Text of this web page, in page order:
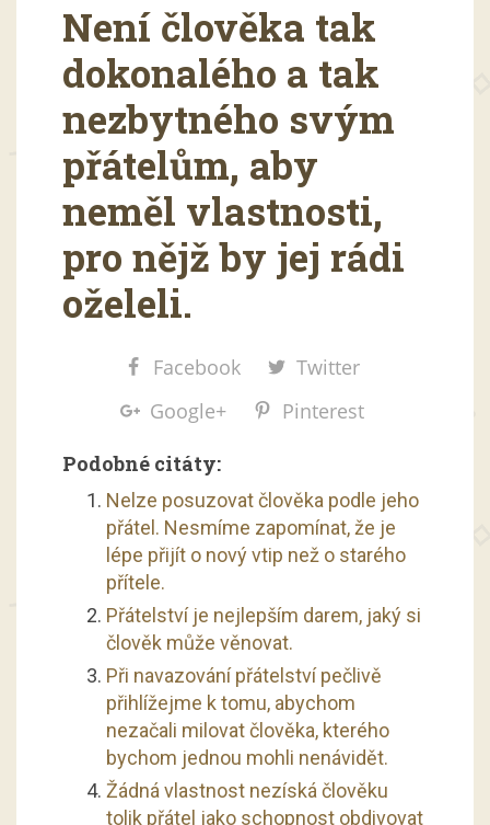
Není člověka tak
dokonalého a tak
nezbytného svým
přátelům, aby
neměl vlastnosti,
pro nějž by jej rádi
oželeli.
Facebook
Twitter
Google+
Pinterest
Podobné citáty:
Nelze posuzovat člověka podle jeho
přátel. Nesmíme zapomínat, že je
lépe přijít o nový vtip než o starého
přítele.
Přátelství je nejlepším darem, jaký si
člověk může věnovat.
Při navazování přátelství pečlivě
přihlížejme k tomu, abychom
nezačali milovat člověka, kterého
bychom jednou mohli nenávidět.
Žádná vlastnost nezíská člověku
tolik přátel jako schopnost obdivovat